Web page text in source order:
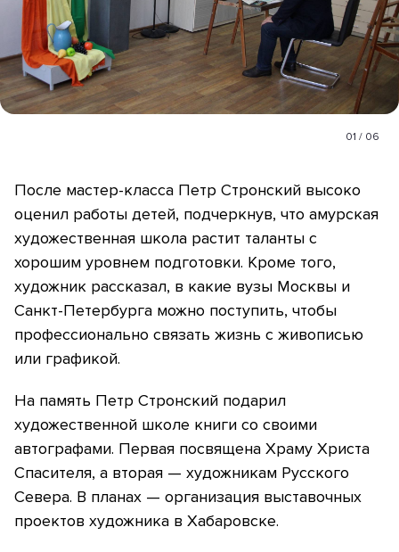
01 / 06
После мастер-класса Петр Стронский высоко
оценил работы детей, подчеркнув, что амурская
художественная школа растит таланты с
хорошим уровнем подготовки. Кроме того,
художник рассказал, в какие вузы Москвы и
Санкт-Петербурга можно поступить, чтобы
профессионально связать жизнь с живописью
или графикой.
На память Петр Стронский подарил
художественной школе книги со своими
автографами. Первая посвящена Храму Христа
Спасителя, а вторая — художникам Русского
Севера. В планах — организация выставочных
проектов художника в Хабаровске.